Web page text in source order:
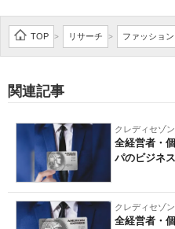
企業向けIT製品の総合サイト
IT製品の技術・比較・事例
製造業のIT導入・活用を支援
エレクトロニクス専門サイト
電子設計の基本と応用
エネルギーの専門メディア
TOP > リサーチ > ファッション
関連記事
クレディセゾン
全経営者・
パのビジネ
クレディセゾン
全経営者・